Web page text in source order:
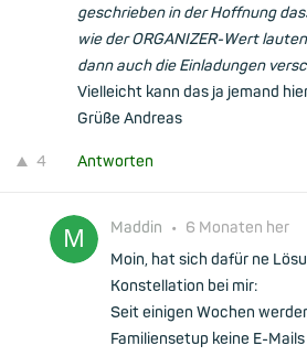
geschrieben in der Hoffnung
wie der ORGANIZER-Wert
dann auch die Einladungen
Vielleicht kann das ja jemand
Grüße Andreas
4 Antworten
Maddin • 6 Monaten her
Moin, hat sich dafür ne
Konstellation bei mir:
Seit einigen Wochen
Familiensetup keine E-